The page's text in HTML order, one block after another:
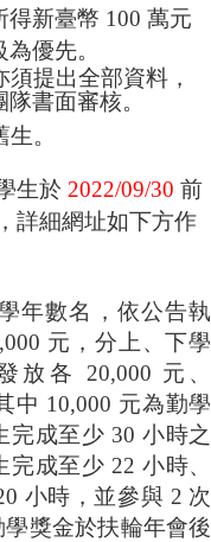
得新臺幣 100 萬元
優先。
提出全部資料，
書面審核。
。
生於 2022/09/30 前
詳細網址如下方作
年數名，依公告執
元，分上、下學
放各20,000 元、
中 10,000 元為勤學
完成至少 30小時之
完成至少22小時、
小時，並參與 2 次
獎金於扶輪年會後